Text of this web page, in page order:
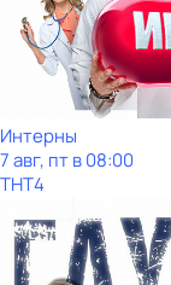
Интерны
7 авг, пт в 08:00
ТНТ4